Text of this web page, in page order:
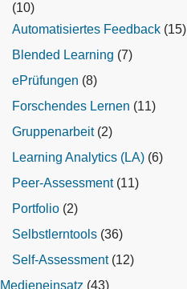
(10)
Automatisiertes Feedback(15)
Blended Learning (7)
ePrüfungen (8)
Forschendes Lernen (11)
Gruppenarbeit(2)
Learning Analytics (LA)(6)
Peer-Assessment(11)
Portfolio(2)
Selbstlerntools(36)
Self-Assessment(12)
Medieneinsatz (43)